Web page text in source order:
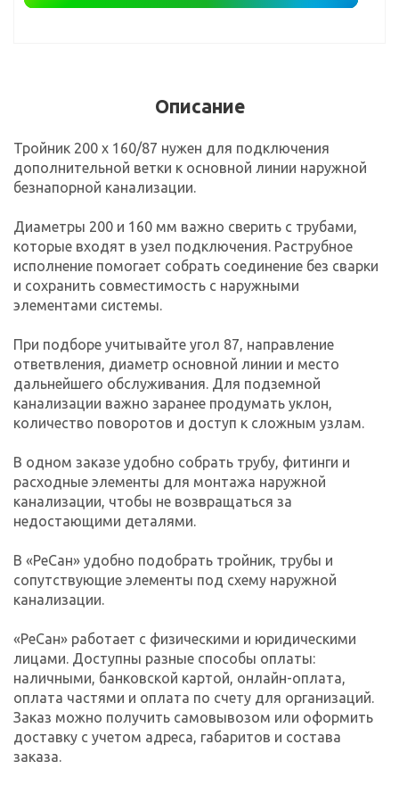
Описание
Тройник 200 х 160/87 нужен для подключения
дополнительной ветки к основной линии наружной
безнапорной канализации.
Диаметры 200 и 160 мм важно сверить с трубами,
которые входят в узел подключения. Раструбное
исполнение помогает собрать соединение без сварки
и сохранить совместимость с наружными
элементами системы.
При подборе учитывайте угол 87, направление
ответвления, диаметр основной линии и место
дальнейшего обслуживания. Для подземной
канализации важно заранее продумать уклон,
количество поворотов и доступ к сложным узлам.
В одном заказе удобно собрать трубу, фитинги и
расходные элементы для монтажа наружной
канализации, чтобы не возвращаться за
недостающими деталями.
В «РеСан» удобно подобрать тройник, трубы и
сопутствующие элементы под схему наружной
канализации.
«РеСан» работает с физическими и юридическими
лицами. Доступны разные способы оплаты:
наличными, банковской картой, онлайн-оплата,
оплата частями и оплата по счету для организаций.
Заказ можно получить самовывозом или оформить
доставку с учетом адреса, габаритов и состава
заказа.